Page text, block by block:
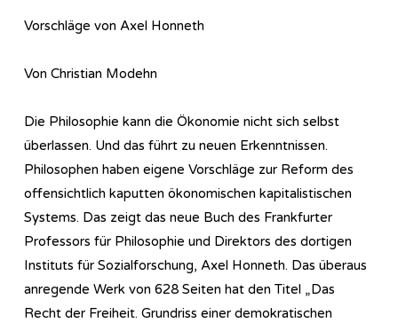
Vorschläge von Axel Honneth
Von Christian Modehn
Die Philosophie kann die Ökonomie nicht sich selbst
überlassen. Und das führt zu neuen Erkenntnissen.
Philosophen haben eigene Vorschläge zur Reform des
offensichtlich kaputten ökonomischen kapitalistischen
Systems. Das zeigt das neue Buch des Frankfurter
Professors für Philosophie und Direktors des dortigen
Instituts für Sozialforschung, Axel Honneth. Das überaus
anregende Werk von 628 Seiten hat den Titel „Das
Recht der Freiheit. Grundriss einer demokratischen